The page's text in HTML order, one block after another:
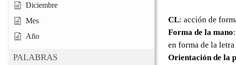
Diciembre
Mes
Año
PALABRAS
CL: acción de
Forma de la mano
en forma de la letra
Orientación de la